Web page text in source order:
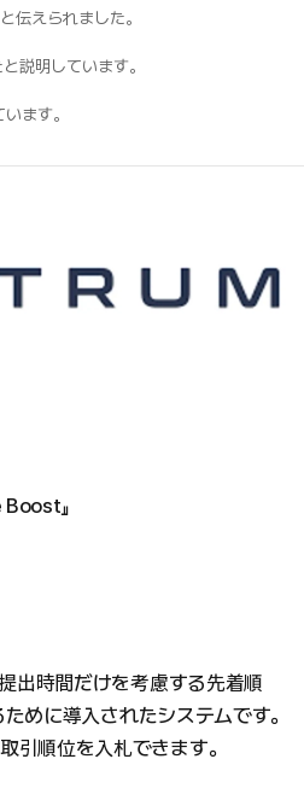
伝えられました。
説明しています。
ます。
』
出時間だけを考慮する先着順
めに導入されたシステムです。
引順位を入札できます。